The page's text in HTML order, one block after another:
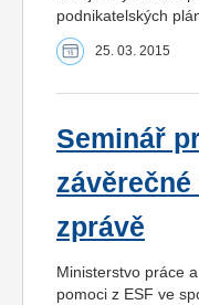
podnikatelských
25. 03. 2015
Seminář
zprávě
Ministerstvo práce
pomoci z ESF ve